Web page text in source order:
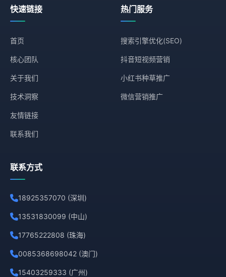
快速链接
首页
核心团队
关于我们
技术洞察
友情链接
联系我们
热门服务
搜索引擎优化(SEO)
抖音短视频营销
小红书种草推广
微信营销推广
联系方式
18925357070 (深圳)
13531830099 (中山)
17765222808 (珠海)
0085368698042 (澳门)
15403259333 (广州)